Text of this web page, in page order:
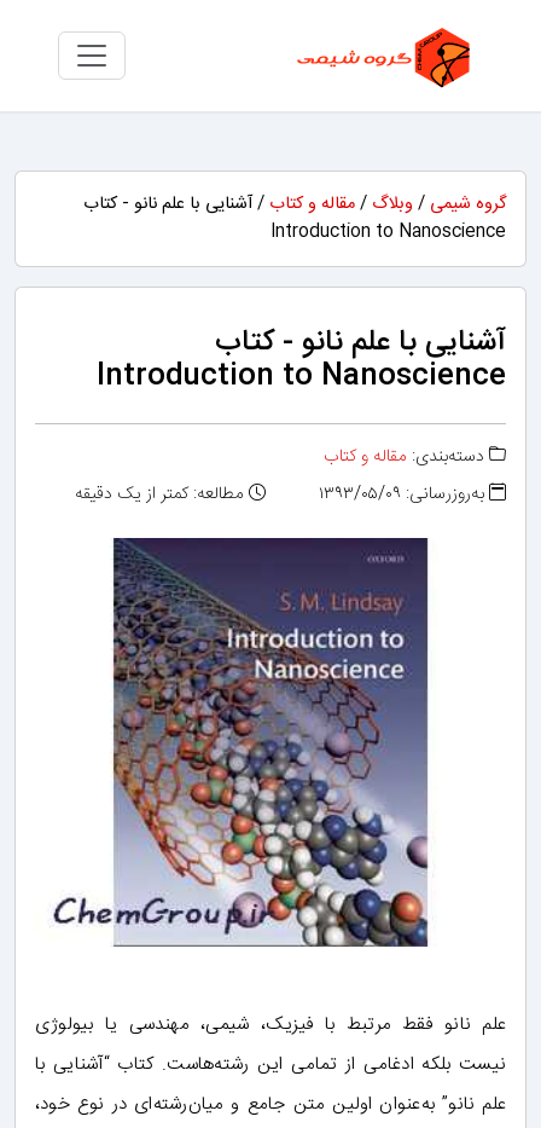
گروه شیمی / وبلاگ /مقاله و کتاب / آشنایی با علم نانو - کتاب
Introduction to Nanoscience
آشنایی با علم نانو - کتاب
Introduction to Nanoscience
دسته‌بندی: مقاله و کتاب
به‌روزرسانی: ۱۳۹۳/۰۵/۰۹
مطالعه: کمتر از یک دقیقه
علم نانو فقط مرتبط با فیزیک، شیمی، مهندسی یا بیولوژی
نیست بلکه ادغامی از تمامی این رشته‌هاست. کتاب “آشنایی با
علم نانو” به‌عنوان اولین متن جامع و میان‌رشته‌ای در نوع خود،